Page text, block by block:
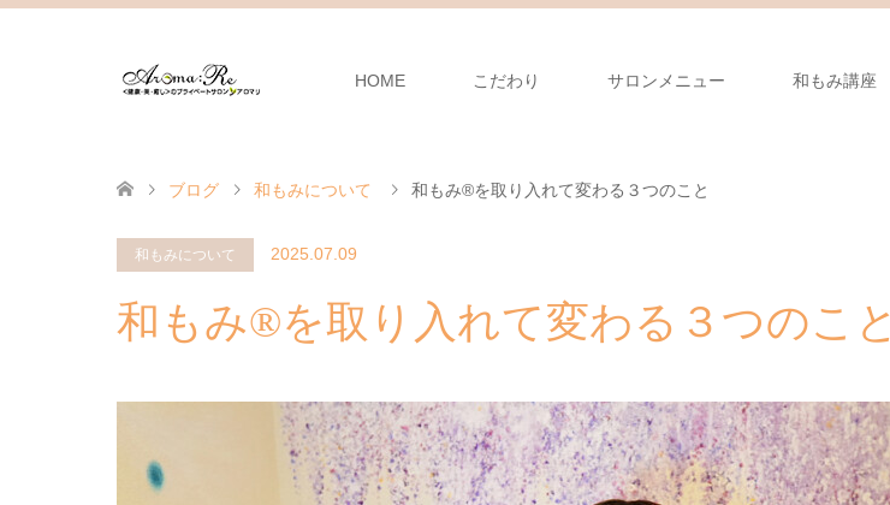
HOME こだわり サロンメニュー 和もみ講座
ブログ 和もみについて 和もみ®を取り入れて変わる３つのこと
和もみについて 2025.07.09
和もみ®を取り入れて変わる３つのこと